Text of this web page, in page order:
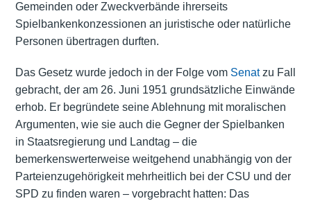
Gemeinden oder Zweckverbände ihrerseits
Spielbankenkonzessionen an juristische oder natürliche
Personen übertragen durften.
Das Gesetz wurde jedoch in der Folge vom Senatzu Fall
gebracht, der am 26. Juni 1951 grundsätzliche Einwände
erhob. Er begründete seine Ablehnung mit moralischen
Argumenten, wie sie auch die Gegner der Spielbanken
in Staatsregierung und Landtag – die
bemerkenswerterweise weitgehend unabhängig von der
Parteienzugehörigkeit mehrheitlich bei der CSU und der
SPD zu finden waren – vorgebracht hatten: Das